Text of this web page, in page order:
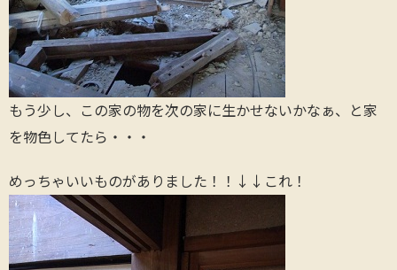
もう少し、この家の物を次の家に生かせないかなぁ、と家
を物色してたら・・・
めっちゃいいものがありました！！↓↓これ！